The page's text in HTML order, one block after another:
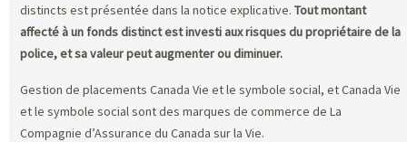
distincts est présentée dans la notice explicative. Tout montant
affecté à un fonds distinct est investi aux risques du propriétaire de la
police, et sa valeur peut augmenter ou diminuer.
Gestion de placements Canada Vie et le symbole social, et Canada Vie
et le symbole social sont des marques de commerce de La
Compagnie d’Assurance du Canada sur la Vie.